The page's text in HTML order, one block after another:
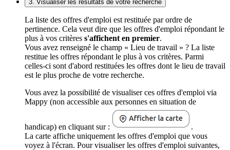
3. Visualiser les résultats de votre recherche
La liste des offres d'emploi est restituée par ordre de
pertinence. Cela veut dire que les offres d'emploi répondant le
plus à vos critères s'affichent en premier.
Vous avez renseigné le champ « Lieu de travail » ? La liste
restitue les offres répondant le plus à vos critères. Parmi
celles-ci sont d'abord restituées les offres dont le lieu de travail
est le plus proche de votre recherche.
Vous avez la possibilité de visualiser ces offres d'emploi via
Mappy (non accessible aux personnes en situation de
handicap) en cliquant sur :
.
La carte affiche uniquement les offres d'emploi que vous
voyez à l'écran. Pour visualiser les offres d'emploi suivantes,